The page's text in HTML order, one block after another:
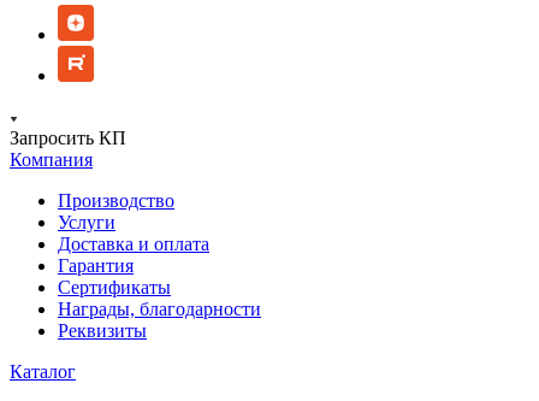
Запросить КП
Компания
Производство
Услуги
Доставка и оплата
Гарантия
Сертификаты
Награды, благодарности
Реквизиты
Каталог